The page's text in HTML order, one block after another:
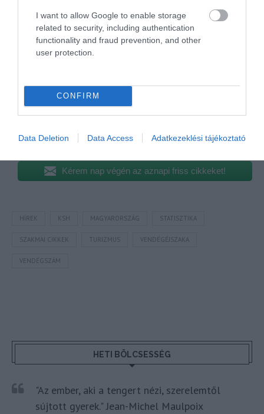
I want to allow Google to enable storage
related to security, including authentication
functionality and fraud prevention, and other
user protection.
CONFIRM
Data Deletion Data Access Adatkezeklési tájékoztató
A turizmus világának híreiért
kövessInstánésTikTok-on is,
Megosztás
Kérem nap végén az aznapi friss cikkeket!
HÍREK KSH MAGYARORSZÁG STATISZTIKA
SZAKMAI CIKKEK TURIZMUS VENDÉGÉJSZAKA
VENDÉGSZÁM
HETI BÖLCSESSÉG
"Az ember, aki a tengert nézi, szerelemtől
sújtott gyerek." Jean-Michel Maulpoix